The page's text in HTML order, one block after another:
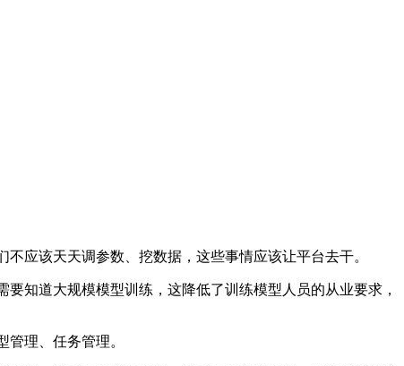
应该天天调参数、挖数据，这些事情应该让平台去干。
知道大规模模型训练，这降低了训练模型人员的从业要求，
理、任务管理。